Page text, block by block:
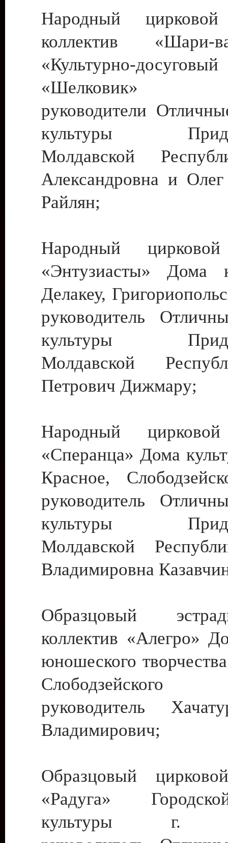
Народный цирковой
коллектив
«Культурно-
«Шелковик»
руководители
культуры
Молдавской
Александровна и
Райлян;
Народный цирковой
«Энтузиасты» Дома
Делакеу,
руководитель
культуры
Молдавской
Петрович Дижмару;
Народный цирковой
«Сперанца» Дома
Красное,
руководитель
культуры
Молдавской
Владимировна
Образцовый
коллектив «Алегро»
юношеского
руководитель
Владимирович;
Образцовый
«Радуга»
культуры г.